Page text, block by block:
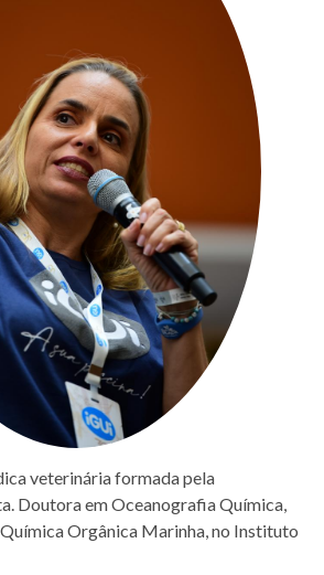
veterinária formada pela
Doutora em Oceanografia Química,
Orgânica Marinha, no Instituto